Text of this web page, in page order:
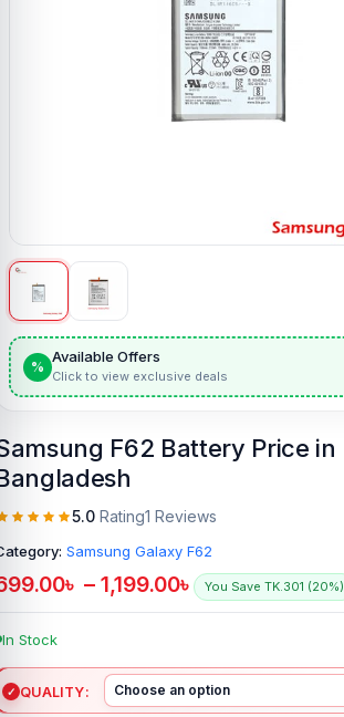
%
Available Offers
Click to view exclusive deals
F62 Battery Price in
5.0 Rating1 Reviews
Samsung Galaxy F62
৳ – 1,199.00৳ You Save TK.301 (20%)
In Stock
QUALITY